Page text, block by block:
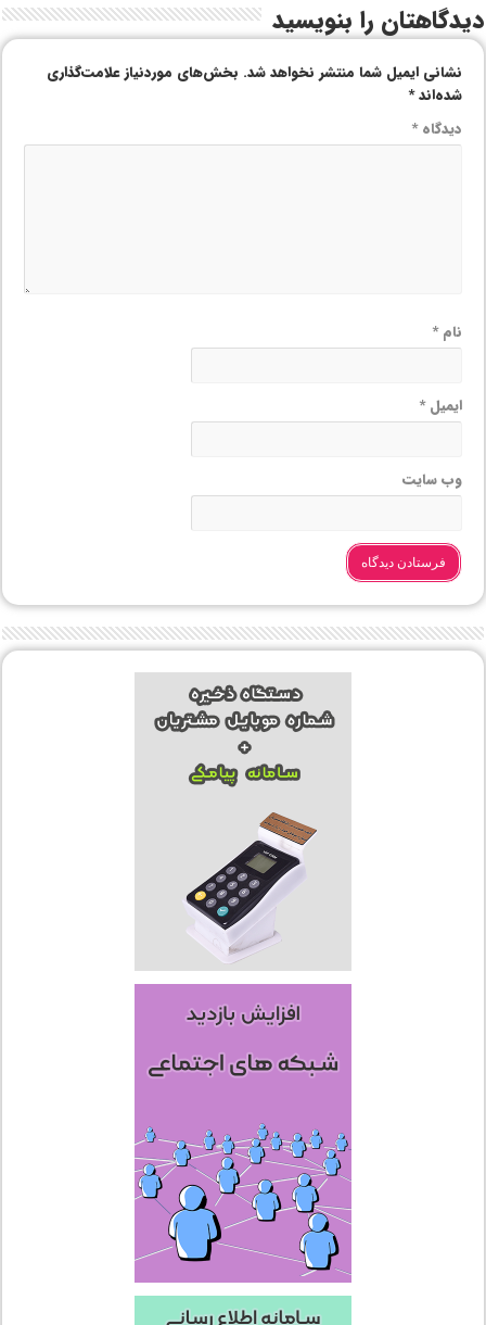
دیدگاهتان را بنویسید
نشانی ایمیل شما منتشر نخواهد شد. بخش‌های موردنیاز علامت‌گذاری
شده‌اند*
دیدگاه*
نام*
ایمیل*
وب‌ سایت